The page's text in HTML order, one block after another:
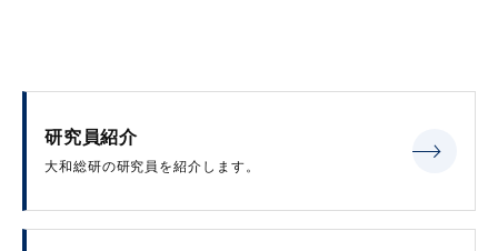
研究員紹介
大和総研の研究員を紹介します。